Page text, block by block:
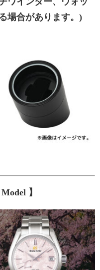
場合があります。)
】